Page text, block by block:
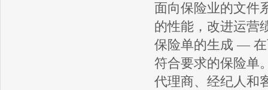
面向保险业的文件
的性能，改进运营
保险单的生成 — 在
符合要求的保险单
代理商、经纪人和